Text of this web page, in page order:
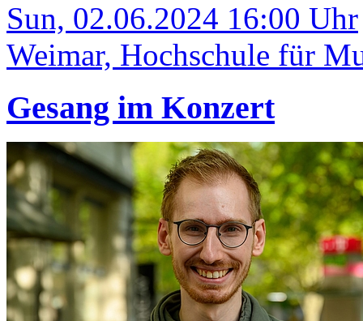
Sun, 02.06.2024 16:00 Uhr
Weimar, Hochschule für
Gesang im Konzert